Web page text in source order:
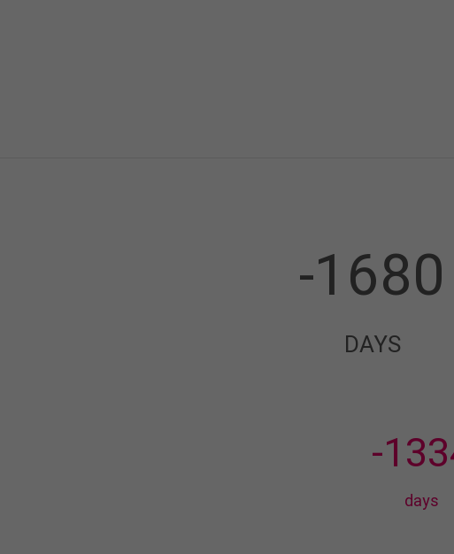
-1680
DAYS
-
days